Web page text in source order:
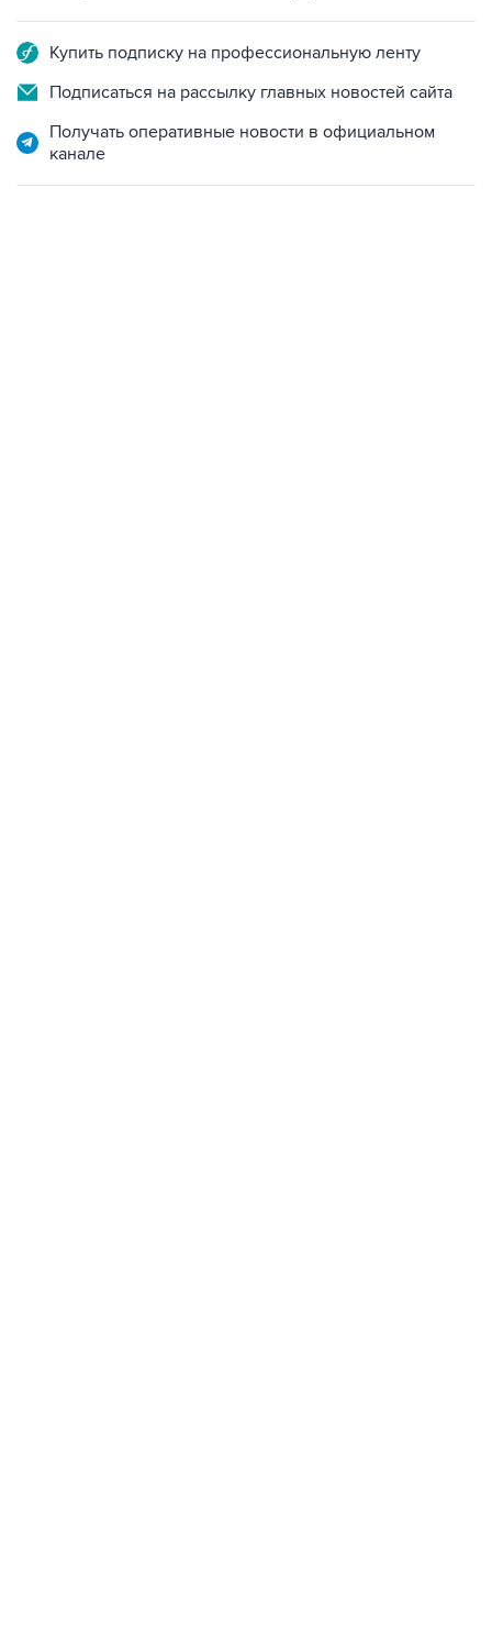
Купить подписку на профессиональную ленту
Подписаться на рассылку главных новостей сайта
Получать оперативные новости в официальном
канале